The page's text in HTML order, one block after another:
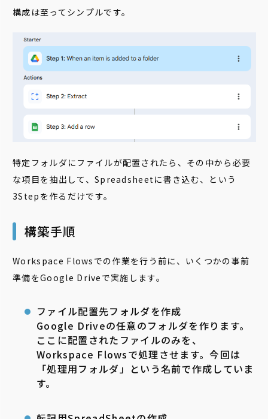
構成は至ってシンプルです。
特定フォルダにファイルが配置されたら、その中から必要
な項目を抽出して、Spreadsheetに書き込む、という
3Stepを作るだけです。
構築手順
Workspace Flowsでの作業を行う前に、いくつかの事前
準備をGoogle Driveで実施します。
ファイル配置先フォルダを作成
Google Driveの任意のフォルダを作ります。
ここに配置されたファイルのみを、
Workspace Flowsで処理させます。今回は
「処理用フォルダ」という名前で作成していま
す。